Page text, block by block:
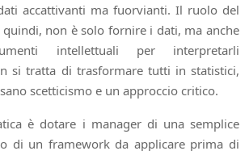
accattivanti ma fuorvianti. Il ruolo del
quindi, non è solo fornire i dati, ma anche
intellettuali per interpretarli
si tratta di trasformare tutti in statistici,
scetticismo e un approccio critico.
è dotare i manager di una semplice
di un framework da applicare prima di